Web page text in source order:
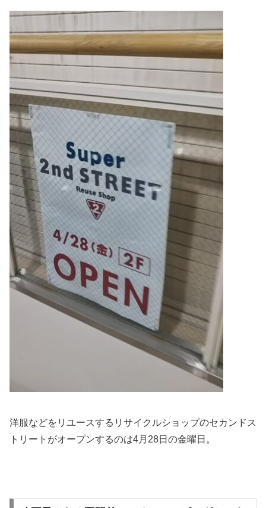
洋服などをリユースするリサイクルショップのセカンドス
トリートがオープンするのは4月28日の金曜日。